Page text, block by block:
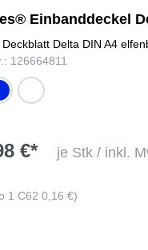
Einbanddeckel
Delta DIN A4
126664811
weiß
€* je Stk / inkl.
1 C62 0,16 €)